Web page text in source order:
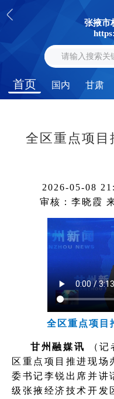
张掖市
首页 国内 甘肃
全区重点项目
2026-05-08
审核：李晓霞
全区重点项目
甘州融媒讯
（记
区重点项目推进现场
委书记李锐出席并讲
级张掖经济技术开发